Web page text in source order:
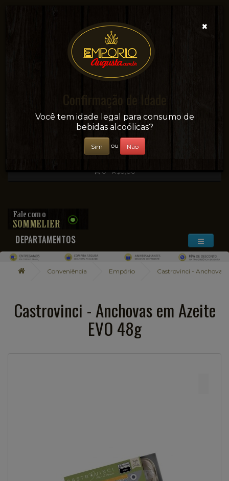
Sua conveniência e adega on-line!
0 - R$0,00
DEPARTAMENTOS
Conveniência Empório Castrovinci - Anchovas
Castrovinci - Anchovas em Azeite
EVO 48g
×
Confirmação de Idade
Você tem idade legal para consumo de
bebidas alcoólicas?
Sim ou Não